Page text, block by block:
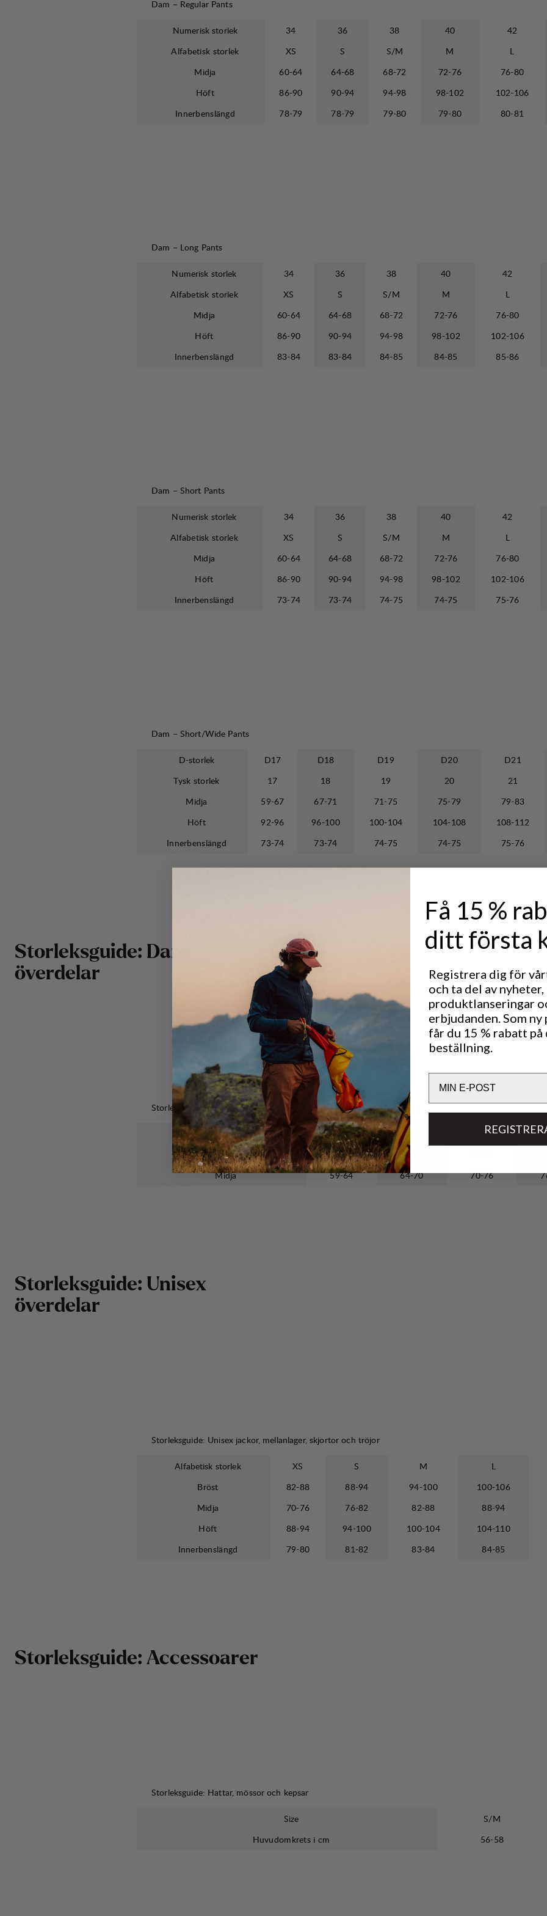
Dam – Regular Pants
Numerisk storlek 34 36 38 40 42
Alfabetisk storlek
XS S S/M M L
Midja
60-64 64-68 68-72 72-76 76-80
Höft
86-90 90-94 94-98 98-102 102-106
Innerbenslängd
78-79 78-79 79-80 79-80 80-81
Dam – Long Pants
Numerisk storlek 34 36 38 40 42
Alfabetisk storlek
XS S S/M M L
Midja
60-64 64-68 68-72 72-76 76-80
Höft
86-90 90-94 94-98 98-102 102-106
Innerbenslängd
83-84 83-84 84-85 84-85 85-86
Dam – Short Pants
Numerisk storlek 34 36 38 40 42
Alfabetisk storlek
XS S S/M M L
Midja
60-64 64-68 68-72 72-76 76-80
Höft
86-90 90-94 94-98 98-102 102-106
Innerbenslängd
73-74 73-74 74-75 74-75 75-76
Dam – Short/Wide Pants
D-storlek D17 D18 D19 D20 D21
Tysk storlek
17 18 19 20 21
Midja
59-67 67-71 71-75 75-79 79-83
Höft
92-96 96-100 100-104 104-108 108-112
Innerbenslängd
73-74 73-74 74-75 74-75 75-76
Storleksguide: Dam
överdelar
Storleksguide: Dam jackor, mellanlager, skjortor och tröjor
Alfabetisk storlek XS M
Bröst
75-80 80-86
Midja
59-64 64-70 70-76
Storleksguide: Unisex
överdelar
Storleksguide: Unisex jackor, mellanlager, skjortor och tröjor
Alfabetisk storlek XS S M L
Bröst
82-88 88-94 94-100 100-106
Midja
70-76 76-82 82-88 88-94
Höft
88-94 94-100 100-104 104-110
Innerbenslängd
79-80 81-82 83-84 84-85
Storleksguide: Accessoarer
Storleksguide: Hattar, mössor och kepsar
Size S/M
Huvudomkrets i cm
56-58
Få 15 %
ditt första
Registrera dig för
och ta del av nyheter,
produktlanseringar
erbjudanden. Som
får du 15 % rabatt
beställning.